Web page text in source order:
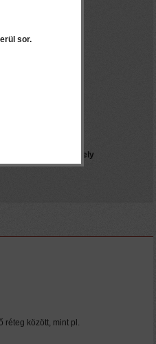
ára bruttó ár, mely
réteg között, mint pl.
sor.